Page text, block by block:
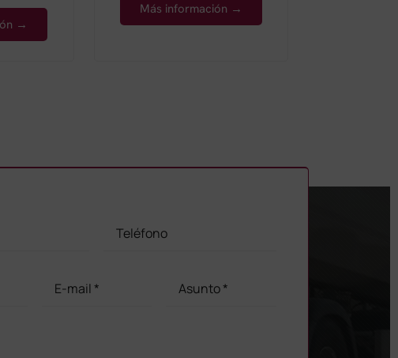
→
Más información →